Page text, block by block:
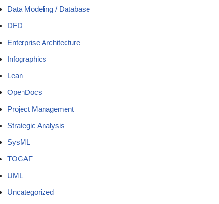
Data Modeling / Database
DFD
Enterprise Architecture
Infographics
Lean
OpenDocs
Project Management
Strategic Analysis
SysML
TOGAF
UML
Uncategorized